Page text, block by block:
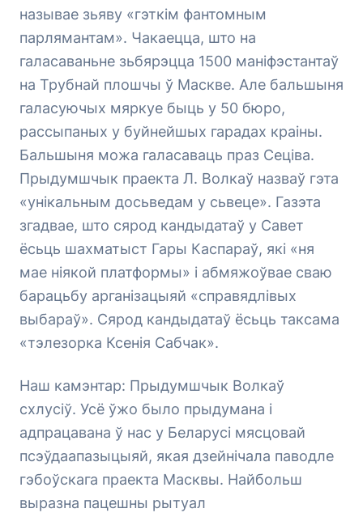
называе зьяву «гэткім фантомным
парлямантам». Чакаецца, што на
галасаваньне зьбярэцца 1500 маніфэстантаў
на Трубнай плошчы ў Маскве. Але бальшыня
галасуючых мяркуе быць у 50 бюро,
рассыпаных у буйнейшых гарадах краіны.
Бальшыня можа галасаваць праз Сеціва.
Прыдумшчык праекта Л. Волкаў назваў гэта
«унікальным досьведам у сьвеце». Газэта
згадвае, што сярод кандыдатаў у Савет
ёсьць шахматыст Гары Каспараў, які «ня
мае ніякой платформы» і абмяжоўвае сваю
барацьбу арганізацыяй «справядлівых
выбараў». Сярод кандыдатаў ёсьць таксама
«тэлезорка Ксенія Сабчак».
Наш камэнтар: Прыдумшчык Волкаў
схлусіў. Усё ўжо было прыдумана і
адпрацавана ў нас у Беларусі мясцовай
псэўдаапазыцыяй, якая дзейнічала паводле
гэбоўскага праекта Масквы. Найбольш
выразна пацешны рытуал